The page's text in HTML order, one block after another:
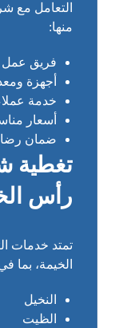
التعامل مع
منها:
فريق عمل
أجهزة
خدمة
أسعار
ضمان رضا
تغطية
رأس
تمتد خدمات
الخيمة، بما
النخيل
الظيت